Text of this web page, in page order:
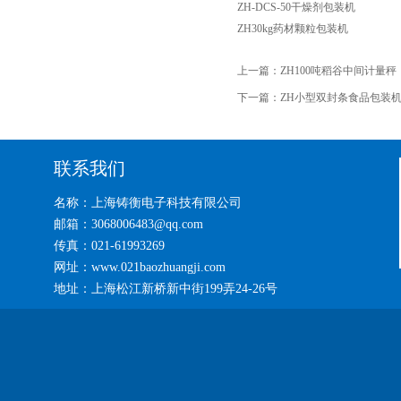
ZH-DCS-50干燥剂包装机
ZH30kg药材颗粒包装机
上一篇： ZH100吨稻谷中间计量秤
下一篇： ZH小型双封条食品包装机
联系我们
名称：上海铸衡电子科技有限公司
邮箱：3068006483@qq.com
传真：021-61993269
网址：www.021baozhuangji.com
地址：上海松江新桥新中街199弄24-26号